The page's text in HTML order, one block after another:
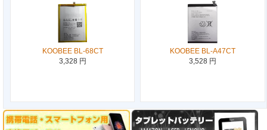
KOOBEE BL-68CT
3,328 円
KOOBEE BL-A47CT
3,528 円